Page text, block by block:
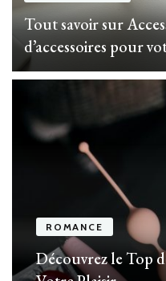
Tout savoir sur
d’accessoires pour
ROMANCE
Découvrez le Top